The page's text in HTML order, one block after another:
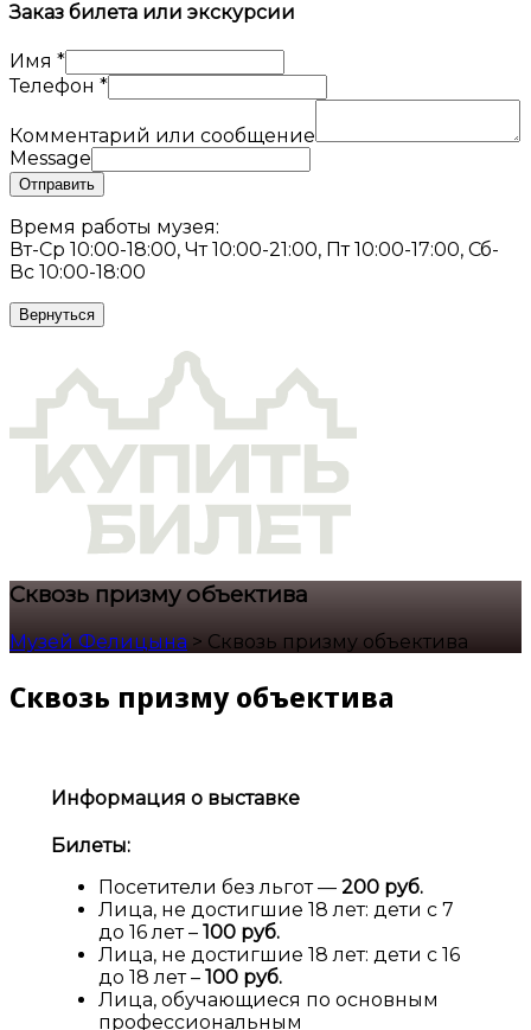
Заказ билета или экскурсии
Имя *
Телефон *
Комментарий или сообщение
Message
Отправить
Время работы музея:
Вт-Ср 10:00-18:00, Чт 10:00-21:00, Пт 10:00-17:00, Сб-
Вс 10:00-18:00
Вернуться
Сквозь призму объектива
Музей Фелицына > Сквозь призму объектива
Сквозь призму объектива
Информация о выставке
Билеты:
Посетители без льгот — 200 руб.
Лица, не достигшие 18 лет: дети с 7
до 16 лет – 100 руб.
Лица, не достигшие 18 лет: дети с 16
до 18 лет – 100 руб.
Лица, обучающиеся по основным
профессиональным